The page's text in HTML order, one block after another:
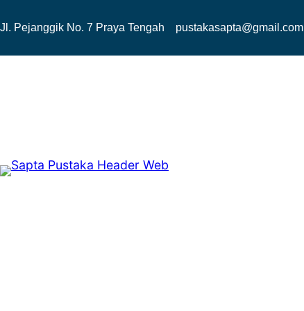
ke
Jl. Pejanggik No. 7 Praya Tengah pustakasapta@gmail.com